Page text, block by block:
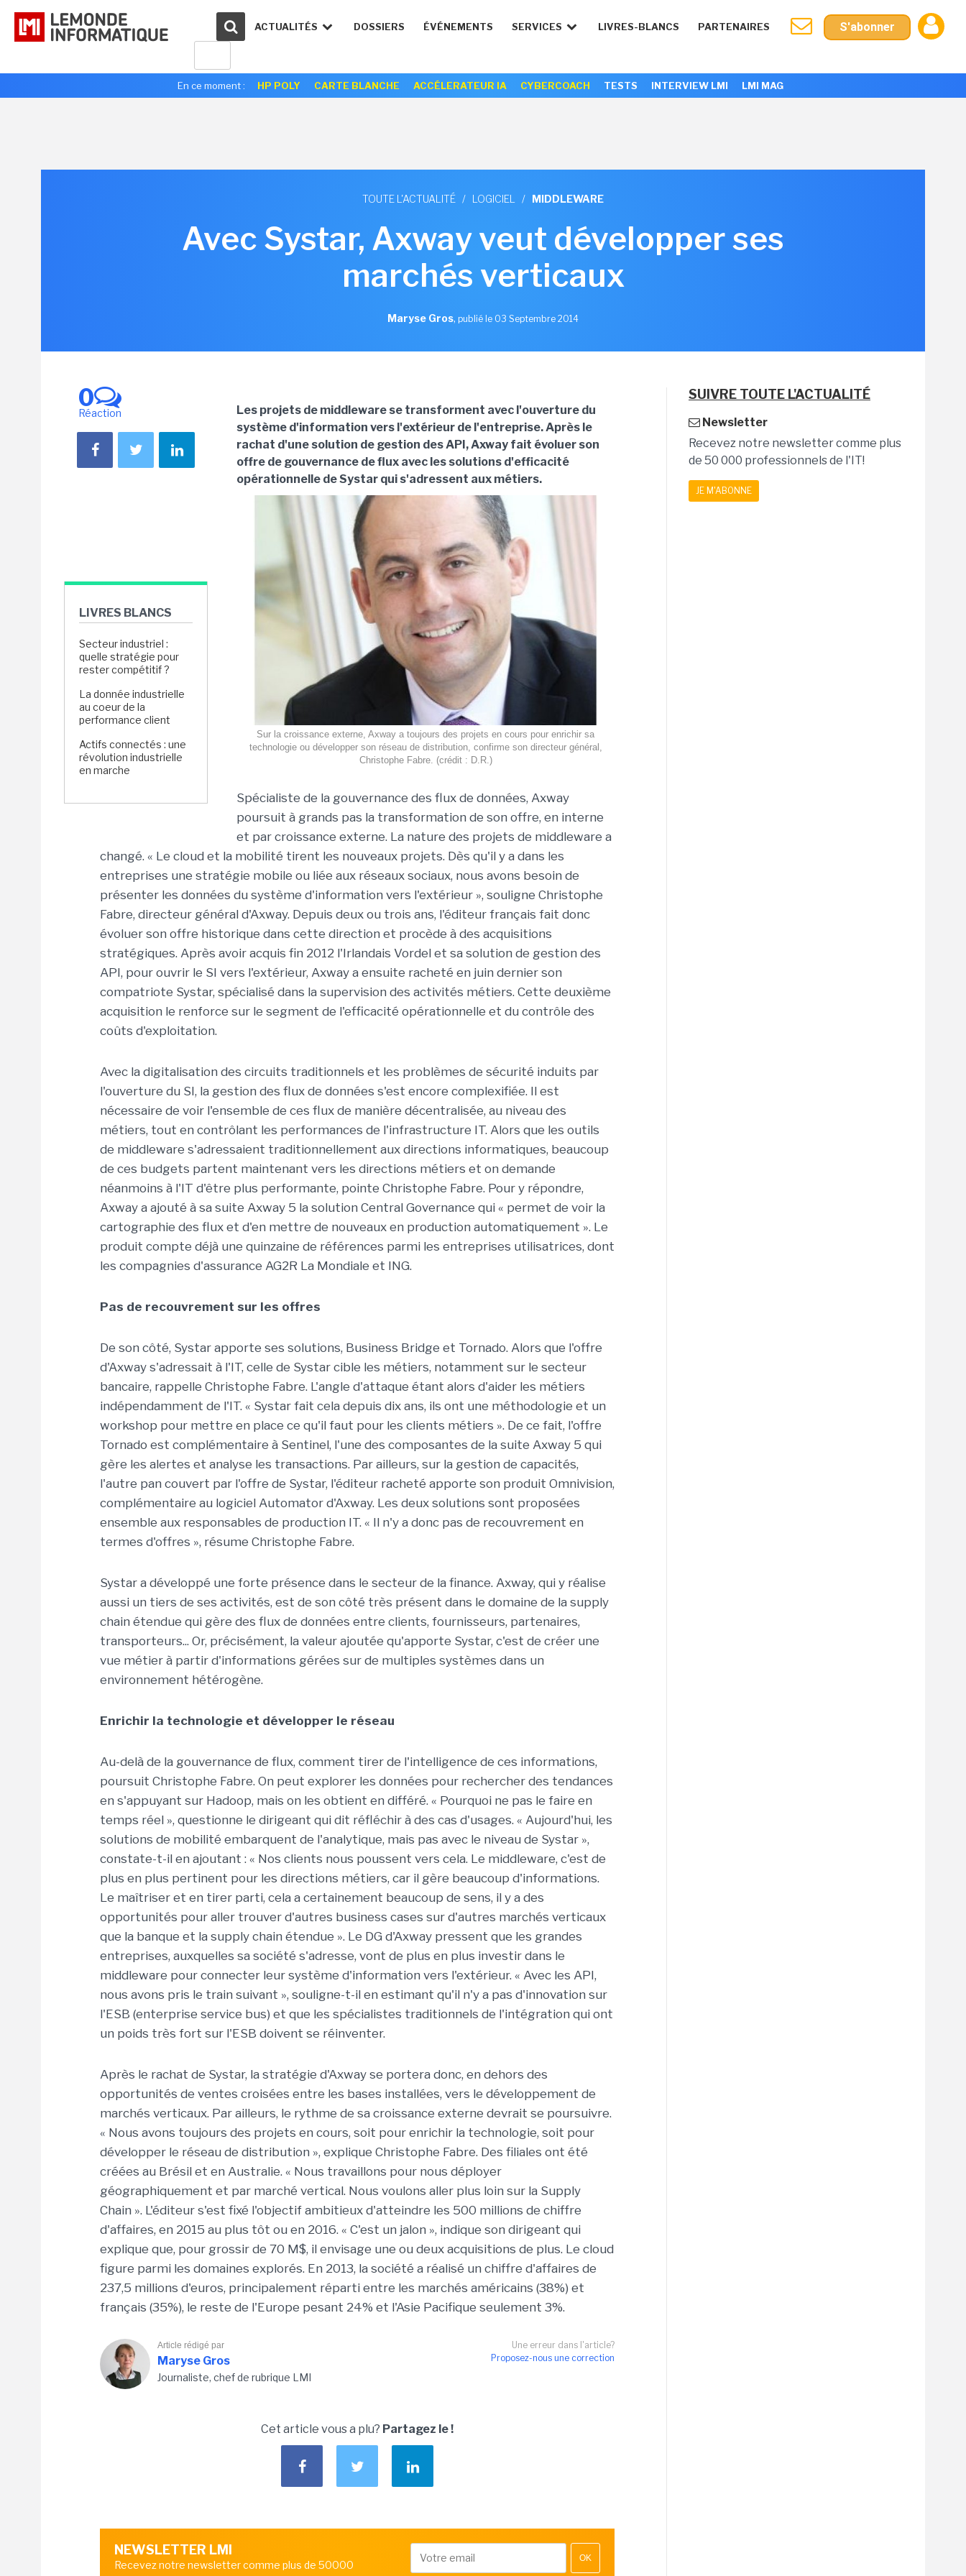
ACTUALITÉS DOSSIERS ÉVÉNEMENTS SERVICES LIVRES-BLANCS PARTENAIRES S'abonner
En ce moment : HP POLY CARTE BLANCHE ACCÉLERATEUR IA CYBERCOACH TESTS INTERVIEW LMI LMI MAG
TOUTE L'ACTUALITÉ / LOGICIEL / MIDDLEWARE
Avec Systar, Axway veut développer ses
marchés verticaux
Maryse Gros, publié le 03 Septembre 2014
0
Réaction
LIVRES BLANCS
Secteur industriel :
quelle stratégie pour
rester compétitif ?
La donnée industrielle
au coeur de la
performance client
Actifs connectés : une
révolution industrielle
en marche
Les projets de middleware se transforment avec l'ouverture du
système d'information vers l'extérieur de l'entreprise. Après le
rachat d'une solution de gestion des API, Axway fait évoluer son
offre de gouvernance de flux avec les solutions d'efficacité
opérationnelle de Systar qui s'adressent aux métiers.
Sur la croissance externe, Axway a toujours des projets en cours pour enrichir sa
technologie ou développer son réseau de distribution, confirme son directeur général,
Christophe Fabre. (crédit : D.R.)
Spécialiste de la gouvernance des flux de données, Axway
poursuit à grands pas la transformation de son offre, en interne
et par croissance externe. La nature des projets de middleware a
changé. « Le cloud et la mobilité tirent les nouveaux projets. Dès qu'il y a dans les
entreprises une stratégie mobile ou liée aux réseaux sociaux, nous avons besoin de
présenter les données du système d'information vers l'extérieur », souligne Christophe
Fabre, directeur général d'Axway. Depuis deux ou trois ans, l'éditeur français fait donc
évoluer son offre historique dans cette direction et procède à des acquisitions
stratégiques. Après avoir acquis fin 2012 l'Irlandais Vordel et sa solution de gestion des
API, pour ouvrir le SI vers l'extérieur, Axway a ensuite racheté en juin dernier son
compatriote Systar, spécialisé dans la supervision des activités métiers. Cette deuxième
acquisition le renforce sur le segment de l'efficacité opérationnelle et du contrôle des
coûts d'exploitation.
Avec la digitalisation des circuits traditionnels et les problèmes de sécurité induits par
l'ouverture du SI, la gestion des flux de données s'est encore complexifiée. Il est
nécessaire de voir l'ensemble de ces flux de manière décentralisée, au niveau des
métiers, tout en contrôlant les performances de l'infrastructure IT. Alors que les outils
de middleware s'adressaient traditionnellement aux directions informatiques, beaucoup
de ces budgets partent maintenant vers les directions métiers et on demande
néanmoins à l'IT d'être plus performante, pointe Christophe Fabre. Pour y répondre,
Axway a ajouté à sa suite Axway 5 la solution Central Governance qui « permet de voir la
cartographie des flux et d'en mettre de nouveaux en production automatiquement ». Le
produit compte déjà une quinzaine de références parmi les entreprises utilisatrices, dont
les compagnies d'assurance AG2R La Mondiale et ING.
Pas de recouvrement sur les offres
De son côté, Systar apporte ses solutions, Business Bridge et Tornado. Alors que l'offre
d'Axway s'adressait à l'IT, celle de Systar cible les métiers, notamment sur le secteur
bancaire, rappelle Christophe Fabre. L'angle d'attaque étant alors d'aider les métiers
indépendamment de l'IT. « Systar fait cela depuis dix ans, ils ont une méthodologie et un
workshop pour mettre en place ce qu'il faut pour les clients métiers ». De ce fait, l'offre
Tornado est complémentaire à Sentinel, l'une des composantes de la suite Axway 5 qui
gère les alertes et analyse les transactions. Par ailleurs, sur la gestion de capacités,
l'autre pan couvert par l'offre de Systar, l'éditeur racheté apporte son produit Omnivision,
complémentaire au logiciel Automator d'Axway. Les deux solutions sont proposées
ensemble aux responsables de production IT. « Il n'y a donc pas de recouvrement en
termes d'offres », résume Christophe Fabre.
Systar a développé une forte présence dans le secteur de la finance. Axway, qui y réalise
aussi un tiers de ses activités, est de son côté très présent dans le domaine de la supply
chain étendue qui gère des flux de données entre clients, fournisseurs, partenaires,
transporteurs... Or, précisément, la valeur ajoutée qu'apporte Systar, c'est de créer une
vue métier à partir d'informations gérées sur de multiples systèmes dans un
environnement hétérogène.
Enrichir la technologie et développer le réseau
Au-delà de la gouvernance de flux, comment tirer de l'intelligence de ces informations,
poursuit Christophe Fabre. On peut explorer les données pour rechercher des tendances
en s'appuyant sur Hadoop, mais on les obtient en différé. « Pourquoi ne pas le faire en
temps réel », questionne le dirigeant qui dit réfléchir à des cas d'usages. « Aujourd'hui, les
solutions de mobilité embarquent de l'analytique, mais pas avec le niveau de Systar »,
constate-t-il en ajoutant : « Nos clients nous poussent vers cela. Le middleware, c'est de
plus en plus pertinent pour les directions métiers, car il gère beaucoup d'informations.
Le maîtriser et en tirer parti, cela a certainement beaucoup de sens, il y a des
opportunités pour aller trouver d'autres business cases sur d'autres marchés verticaux
que la banque et la supply chain étendue ». Le DG d'Axway pressent que les grandes
entreprises, auxquelles sa société s'adresse, vont de plus en plus investir dans le
middleware pour connecter leur système d'information vers l'extérieur. « Avec les API,
nous avons pris le train suivant », souligne-t-il en estimant qu'il n'y a pas d'innovation sur
l'ESB (enterprise service bus) et que les spécialistes traditionnels de l'intégration qui ont
un poids très fort sur l'ESB doivent se réinventer.
Après le rachat de Systar, la stratégie d'Axway se portera donc, en dehors des
opportunités de ventes croisées entre les bases installées, vers le développement de
marchés verticaux. Par ailleurs, le rythme de sa croissance externe devrait se poursuivre.
« Nous avons toujours des projets en cours, soit pour enrichir la technologie, soit pour
développer le réseau de distribution », explique Christophe Fabre. Des filiales ont été
créées au Brésil et en Australie. « Nous travaillons pour nous déployer
géographiquement et par marché vertical. Nous voulons aller plus loin sur la Supply
Chain ». L'éditeur s'est fixé l'objectif ambitieux d'atteindre les 500 millions de chiffre
d'affaires, en 2015 au plus tôt ou en 2016. « C'est un jalon », indique son dirigeant qui
explique que, pour grossir de 70 M$, il envisage une ou deux acquisitions de plus. Le cloud
figure parmi les domaines explorés. En 2013, la société a réalisé un chiffre d'affaires de
237,5 millions d'euros, principalement réparti entre les marchés américains (38%) et
français (35%), le reste de l'Europe pesant 24% et l'Asie Pacifique seulement 3%.
Une erreur dans l'article?
Proposez-nous une correction
Article rédigé par
Maryse Gros
Journaliste, chef de rubrique LMI
Cet article vous a plu? Partagez le !
NEWSLETTER LMI
Recevez notre newsletter comme plus de 50000
OK
SUIVRE TOUTE L'ACTUALITÉ
Newsletter
Recevez notre newsletter comme plus
de 50 000 professionnels de l'IT!
JE M'ABONNE